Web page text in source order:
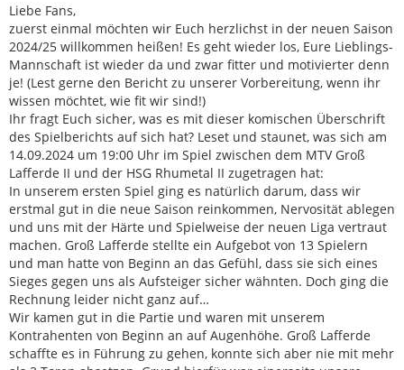
Liebe Fans,
zuerst einmal möchten wir Euch herzlichst in der neuen Saison
2024/25 willkommen heißen! Es geht wieder los, Eure Lieblings-
Mannschaft ist wieder da und zwar fitter und motivierter denn
je! (Lest gerne den Bericht zu unserer Vorbereitung, wenn ihr
wissen möchtet, wie fit wir sind!)
Ihr fragt Euch sicher, was es mit dieser komischen Überschrift
des Spielberichts auf sich hat? Leset und staunet, was sich am
14.09.2024 um 19:00 Uhr im Spiel zwischen dem MTV Groß
Lafferde II und der HSG Rhumetal II zugetragen hat:
In unserem ersten Spiel ging es natürlich darum, dass wir
erstmal gut in die neue Saison reinkommen, Nervosität ablegen
und uns mit der Härte und Spielweise der neuen Liga vertraut
machen. Groß Lafferde stellte ein Aufgebot von 13 Spielern
und man hatte von Beginn an das Gefühl, dass sie sich eines
Sieges gegen uns als Aufsteiger sicher wähnten. Doch ging die
Rechnung leider nicht ganz auf…
Wir kamen gut in die Partie und waren mit unserem
Kontrahenten von Beginn an auf Augenhöhe. Groß Lafferde
schaffte es in Führung zu gehen, konnte sich aber nie mit mehr